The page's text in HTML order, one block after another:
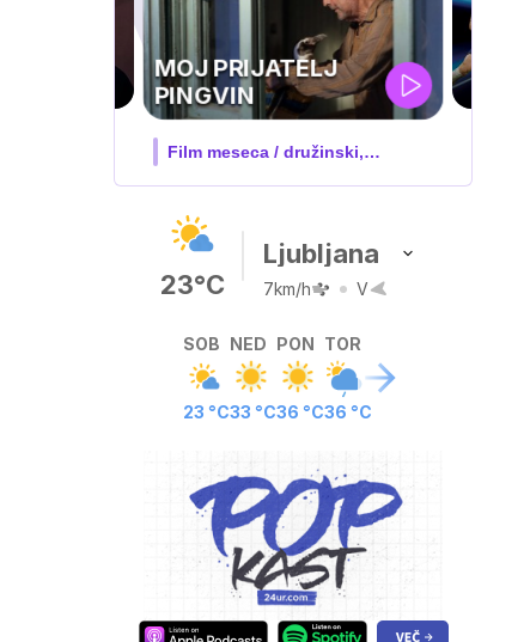
UEFA
SUPERPOKAL
V živo na VOYO: sreda ob 20.30
23°C
Ljubljana
7km/h V
SOB
23 °C
NED
33 °C
PON
36 °C
TOR
36 °C